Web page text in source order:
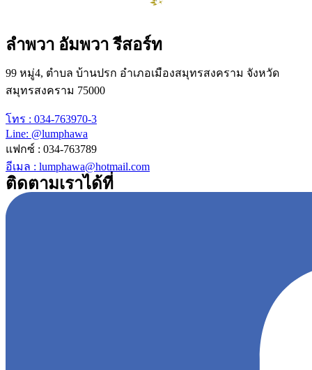
ลำพวา อัมพวา รีสอร์ท
99 หมู่4, ตำบล บ้านปรก อำเภอเมืองสมุทรสงคราม จังหวัด
สมุทรสงคราม 75000
โทร : 034-763970-3
Line: @lumphawa
แฟกซ์ : 034-763789
อีเมล : lumphawa@hotmail.com
ติดตามเราได้ที่